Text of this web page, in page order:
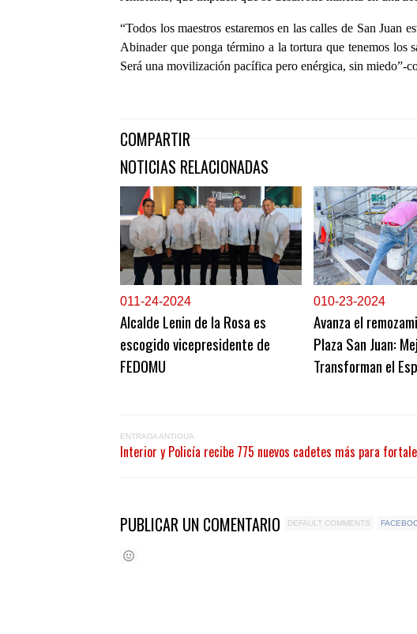
“Todos los maestros estaremos en las calles de San Juan
Abinader que ponga término a la tortura que tenemos los
Será una movilización pacífica pero enérgica, sin miedo”-
COMPARTIR
NOTICIAS RELACIONADAS
011-24-2024
Alcalde Lenin de la Rosa es
escogido vicepresidente de
FEDOMU
010-23-2024
Avanza el
Plaza San Juan:
Transforman el
ENTRADA ANTIGUA
Interior y Policía recibe 775 nuevos cadetes más para
PUBLICAR UN COMENTARIO DEFAULT COMMENTS